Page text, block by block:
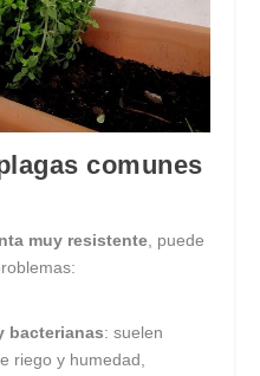
comunes
muy resistente , puede
bacterianas: suelen
riego y humedad,